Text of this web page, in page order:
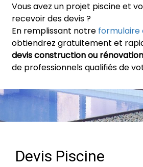
Vous avez un projet piscine et
recevoir des devis ?
En remplissant notre formulaire
obtiendrez gratuitement et
devis construction ou
de professionnels qualifiés de
Devis Piscine